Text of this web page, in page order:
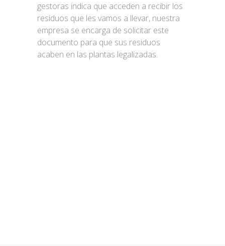
gestoras indica que acceden a recibir los
residuos que les vamos a llevar, nuestra
empresa se encarga de solicitar este
documento para que sus residuos
acaben en las plantas legalizadas.